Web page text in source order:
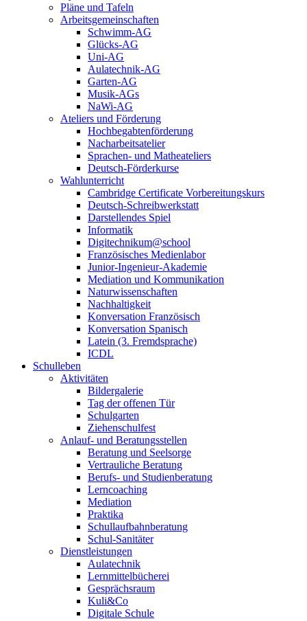
Pläne und Tafeln
Arbeitsgemeinschaften
Schwimm-AG
Glücks-AG
Uni-AG
Aulatechnik-AG
Garten-AG
Musik-AGs
NaWi-AG
Ateliers und Förderung
Hochbegabtenförderung
Nacharbeitsatelier
Sprachen- und Matheateliers
Deutsch-Förderkurse
Wahlunterricht
Cambridge Certificate Vorbereitungskurs
Deutsch-Schreibwerkstatt
Darstellendes Spiel
Informatik
Digitechnikum@school
Französisches Medienlabor
Junior-Ingenieur-Akademie
Mediation und Kommunikation
Naturwissenschaften
Nachhaltigkeit
Konversation Französisch
Konversation Spanisch
Latein (3. Fremdsprache)
ICDL
Schulleben
Aktivitäten
Bildergalerie
Tag der offenen Tür
Schulgarten
Ziehenschulfest
Anlauf- und Beratungsstellen
Beratung und Seelsorge
Vertrauliche Beratung
Berufs- und Studienberatung
Lerncoaching
Mediation
Praktika
Schullaufbahnberatung
Schul-Sanitäter
Dienstleistungen
Aulatechnik
Lernmittelbücherei
Gesprächsraum
Kuli&Co
Digitale Schule